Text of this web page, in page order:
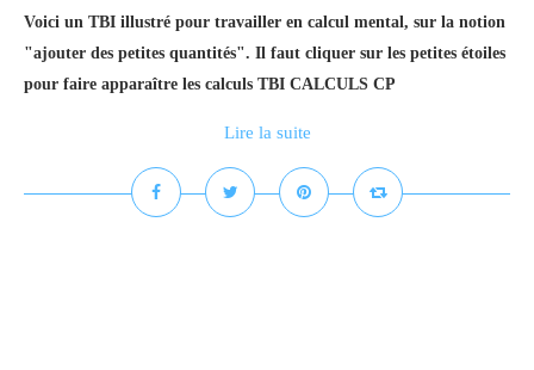
Voici un TBI illustré pour travailler en calcul mental, sur la notion
"ajouter des petites quantités". Il faut cliquer sur les petites étoiles
pour faire apparaître les calculs TBI CALCULS CP
Lire la suite